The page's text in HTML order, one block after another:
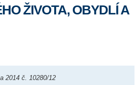
ŽIVOTA, OBYDLÍ A
2014 č. 10280/12